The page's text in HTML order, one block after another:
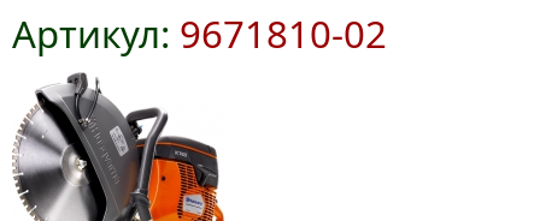
Артикул: 9671810-02